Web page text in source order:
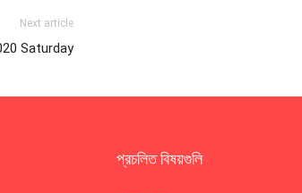
Next article
Saturday
প্রচলিত বিষয়গুলি